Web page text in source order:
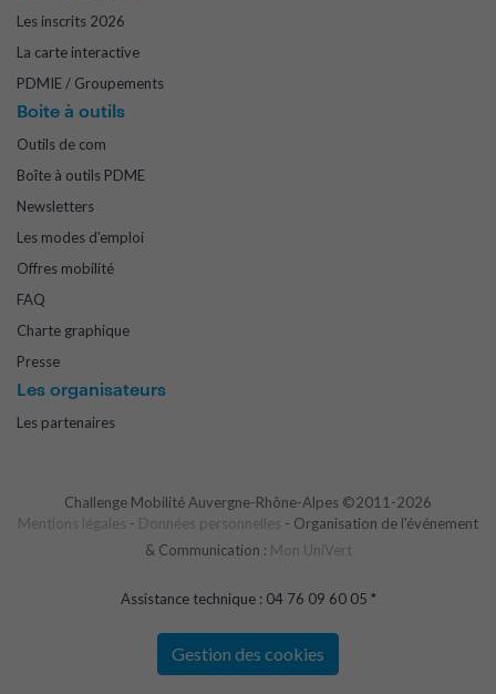
Les inscrits 2026
La carte interactive
PDMIE / Groupements
Boite à outils
Outils de com
Boîte à outils PDME
Newsletters
Les modes d'emploi
Offres mobilité
FAQ
Charte graphique
Presse
Les organisateurs
Les partenaires
Challenge Mobilité Auvergne-Rhône-Alpes ©2011-2026
Mentions légales - Données personnelles - Organisation de l'événement
& Communication : Mon UniVert
Assistance technique : 04 76 09 60 05 *
Gestion des cookies